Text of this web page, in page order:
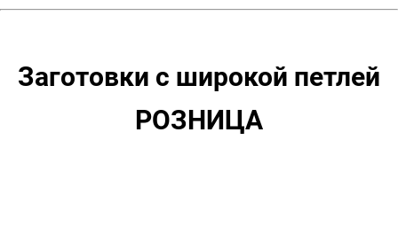
Заготовки с широкой петлей
РОЗНИЦА